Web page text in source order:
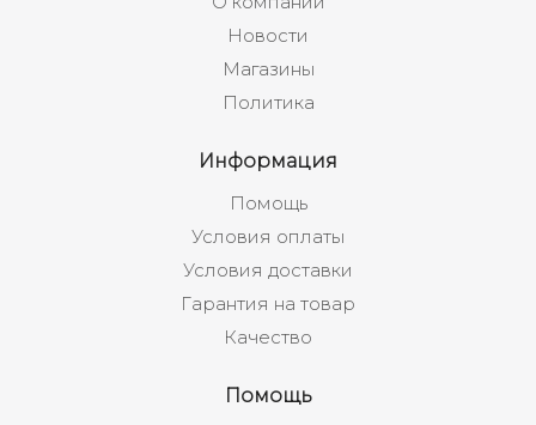
Новости
Магазины
Политика
Информация
Помощь
Условия оплаты
Условия доставки
Гарантия на товар
Качество
Помощь